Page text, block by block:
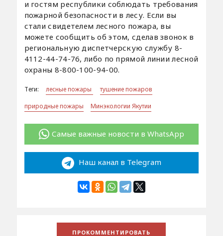
и гостям республики соблюдать требования
пожарной безопасности в лесу. Если вы
стали свидетелем лесного пожара, вы
можете сообщить об этом, сделав звонок в
региональную диспетчерскую службу 8-
4112-44-74-76, либо по прямой линии лесной
охраны 8-800-100-94-00.
Теги: лесные пожары
тушение пожаров
природные пожары
Минэкологии Якутии
Самые важные новости в WhatsApp
Наш канал в Telegram